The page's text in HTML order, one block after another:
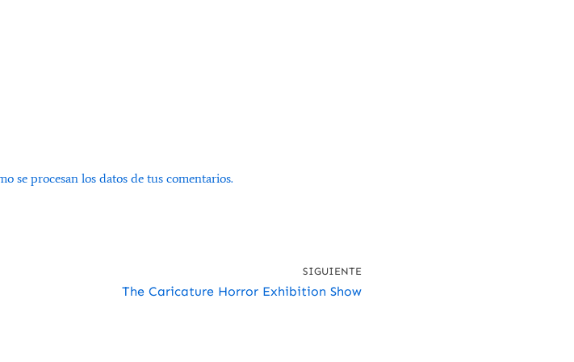
se procesan los datos de tus comentarios.
SIGUIENTE
The Caricature Horror Exhibition Show